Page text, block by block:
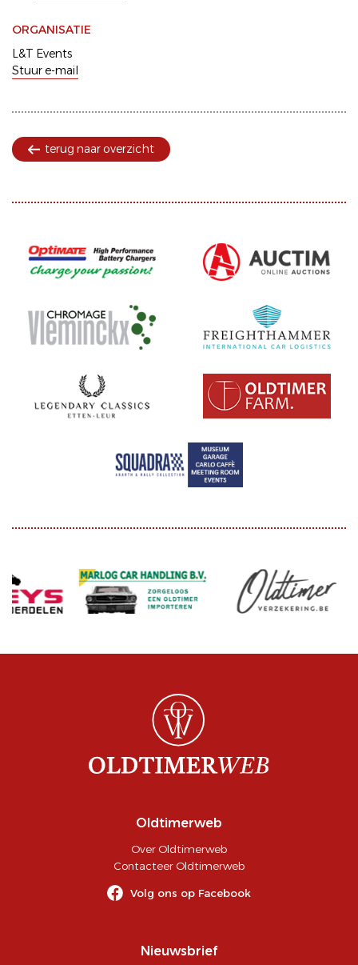
ORGANISATIE
L&T Events
Stuur e-mail
terug naar overzicht
Oldtimerweb
Over Oldtimerweb
Contacteer Oldtimerweb
Volg ons op Facebook
Nieuwsbrief